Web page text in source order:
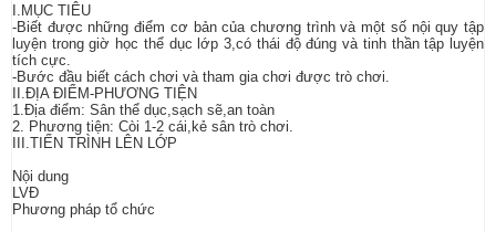
I.MỤC TIÊU
-Biết được những điểm cơ bản của chương trình và một số nội quy tập
luyện trong giờ học thể dục lớp 3,có thái độ đúng và tinh thần tập luyện
tích cực.
-Bước đầu biết cách chơi và tham gia chơi được trò chơi.
II.ĐỊA ĐIỂM-PHƯƠNG TIỆN
1.Địa điểm: Sân thể dục,sạch sẽ,an toàn
2. Phương tiện: Còi 1-2 cái,kẻ sân trò chơi.
III.TIẾN TRÌNH LÊN LỚP
Nội dung
LVĐ
Phương pháp tổ chức